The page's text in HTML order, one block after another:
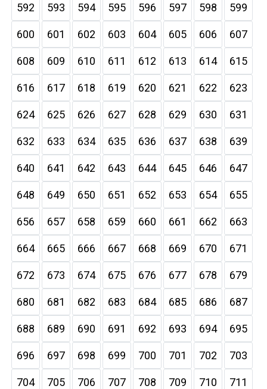
592 593 594 595 596 597 598 599
600 601 602 603 604 605 606 607
608 609 610 611 612 613 614 615
616 617 618 619 620 621 622 623
624 625 626 627 628 629 630 631
632 633 634 635 636 637 638 639
640 641 642 643 644 645 646 647
648 649 650 651 652 653 654 655
656 657 658 659 660 661 662 663
664 665 666 667 668 669 670 671
672 673 674 675 676 677 678 679
680 681 682 683 684 685 686 687
688 689 690 691 692 693 694 695
696 697 698 699 700 701 702 703
704 705 706 707 708 709 710 711